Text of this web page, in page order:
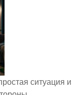
ситуация и